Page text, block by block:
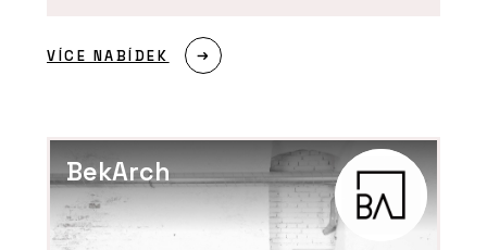
Nic neodflákneme, to se v řemesle
nevyplácí. S Lukášem Lédlem o výrobě
nábytku v Libčicích nad Vltavou
VÍCE NABÍDEK
BekArch